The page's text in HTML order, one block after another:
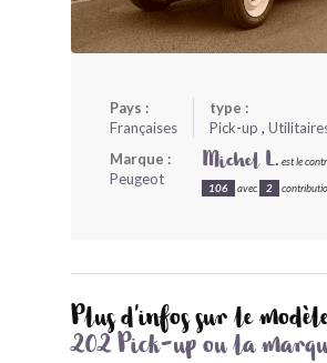
Pays :
Françaises
type :
Pick-up ,
Marque :
Peugeot
Michel L. est le
106 avec 2
Plus d'infos sur le
202 Pick-up ou la